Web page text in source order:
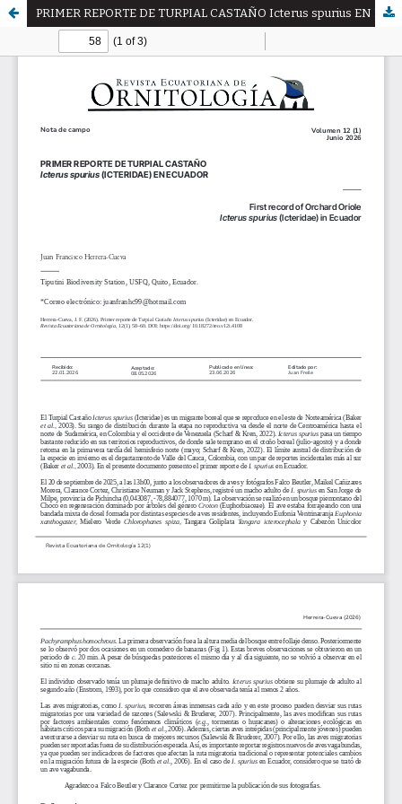
PRIMER REPORTE DE TURPIAL CASTAÑO Icterus spurius EN ECUADOR